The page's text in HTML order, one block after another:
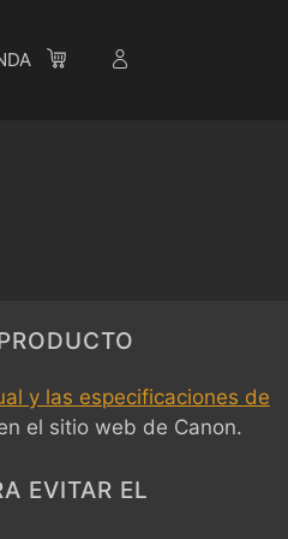
y las especificaciones de
el sitio web de Canon.
EVITAR EL